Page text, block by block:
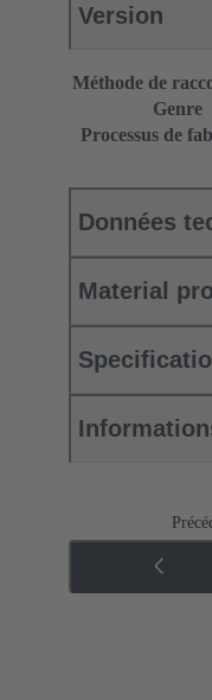
Version
Méthode de
Genre
Processus de
Données
Material